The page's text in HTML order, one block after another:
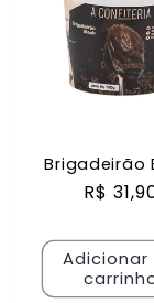
Brigadeirão
Preço
R$
Adicionar